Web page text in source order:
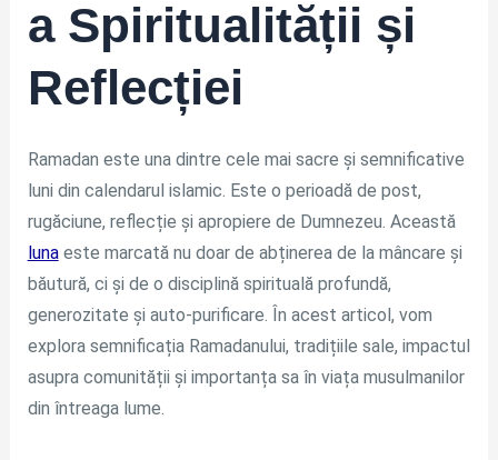
a Spiritualității și
Reflecției
Ramadan este una dintre cele mai sacre și semnificative
luni din calendarul islamic. Este o perioadă de post,
rugăciune, reflecție și apropiere de Dumnezeu. Această
lunaeste marcată nu doar de abținerea de la mâncare și
băutură, ci și de o disciplină spirituală profundă,
generozitate și auto-purificare. În acest articol, vom
explora semnificația Ramadanului, tradițiile sale, impactul
asupra comunității și importanța sa în viața musulmanilor
din întreaga lume.